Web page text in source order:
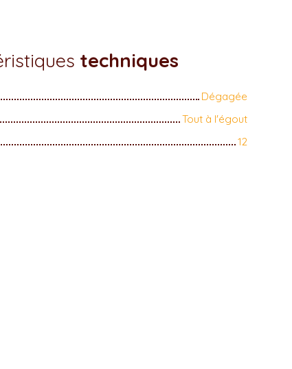
techniques
Dégagée
Tout à l'égout
12